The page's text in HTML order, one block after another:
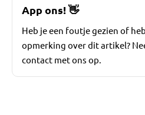
App ons!👋
Heb je een foutje gezien of
opmerking over dit artikel?
contact met ons op.